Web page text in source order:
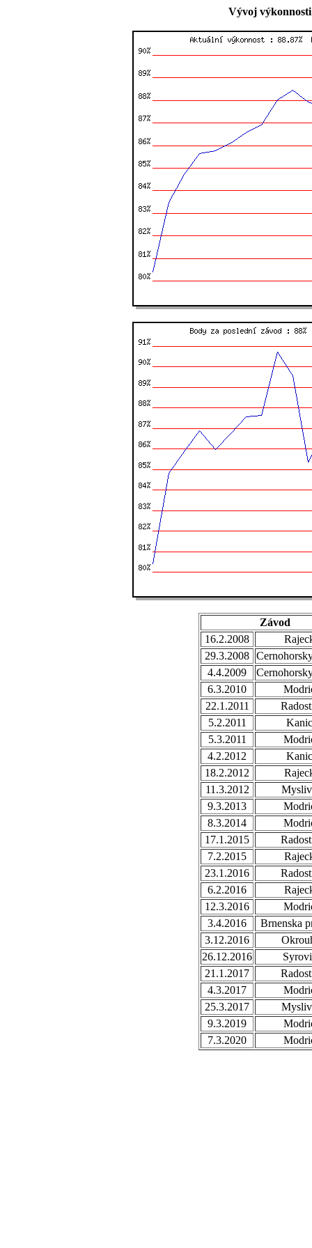
Vývoj
Závod
16.2.2008
29.3.2008
4.4.2009
6.3.2010
22.1.2011
5.2.2011
5.3.2011
4.2.2012
18.2.2012
11.3.2012
9.3.2013
8.3.2014
17.1.2015
7.2.2015
23.1.2016
6.2.2016
12.3.2016
3.4.2016
Brnenska
3.12.2016
26.12.2016
21.1.2017
4.3.2017
25.3.2017
9.3.2019
7.3.2020